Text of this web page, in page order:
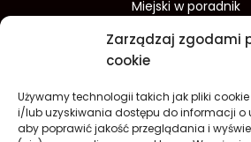
Zarządzaj zgodami
cookie
Używamy technologii takich jak pliki
i/lub uzyskiwania dostępu do informacji o
aby poprawić jakość przeglądania i
Miejski w poradnik
Wydarzenia w
Sport w Koszalinie
Finanse i inwestycje
Turystyka
Lifestyle